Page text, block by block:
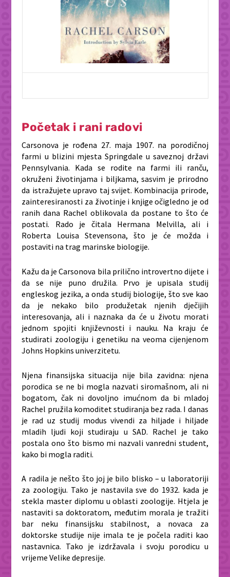
Početak i rani radovi
Carsonova je rođena 27. maja 1907. na porodičnoj
farmi u blizini mjesta Springdale u saveznoj državi
Pennsylvania. Kada se rodite na farmi ili ranču,
okruženi životinjama i biljkama, sasvim je prirodno
da istražujete upravo taj svijet. Kombinacija prirode,
zainteresiranosti za životinje i knjige očigledno je od
ranih dana Rachel oblikovala da postane to što će
postati. Rado je čitala Hermana Melvilla, ali i
Roberta Louisa Stevensona, što je će možda i
postaviti na trag marinske biologije.
Kažu da je Carsonova bila prilično introvertno dijete i
da se nije puno družila. Prvo je upisala studij
engleskog jezika, a onda studij biologije, što sve kao
da je nekako bilo produžetak njenih dječijih
interesovanja, ali i naznaka da će u životu morati
jednom spojiti književnosti i nauku. Na kraju će
studirati zoologiju i genetiku na veoma cijenjenom
Johns Hopkins univerzitetu.
Njena finansijska situacija nije bila zavidna: njena
porodica se ne bi mogla nazvati siromašnom, ali ni
bogatom, čak ni dovoljno imućnom da bi mladoj
Rachel pružila komoditet studiranja bez rada. I danas
je rad uz studij modus vivendi za hiljade i hiljade
mladih ljudi koji studiraju u SAD. Rachel je tako
postala ono što bismo mi nazvali vanredni student,
kako bi mogla raditi.
A radila je nešto što joj je bilo blisko – u laboratoriji
za zoologiju. Tako je nastavila sve do 1932. kada je
stekla master diplomu u oblasti zoologije. Htjela je
nastaviti sa doktoratom, međutim morala je tražiti
bar neku finansijsku stabilnost, a novaca za
doktorske studije nije imala te je počela raditi kao
nastavnica. Tako je izdržavala i svoju porodicu u
vrijeme Velike depresije.